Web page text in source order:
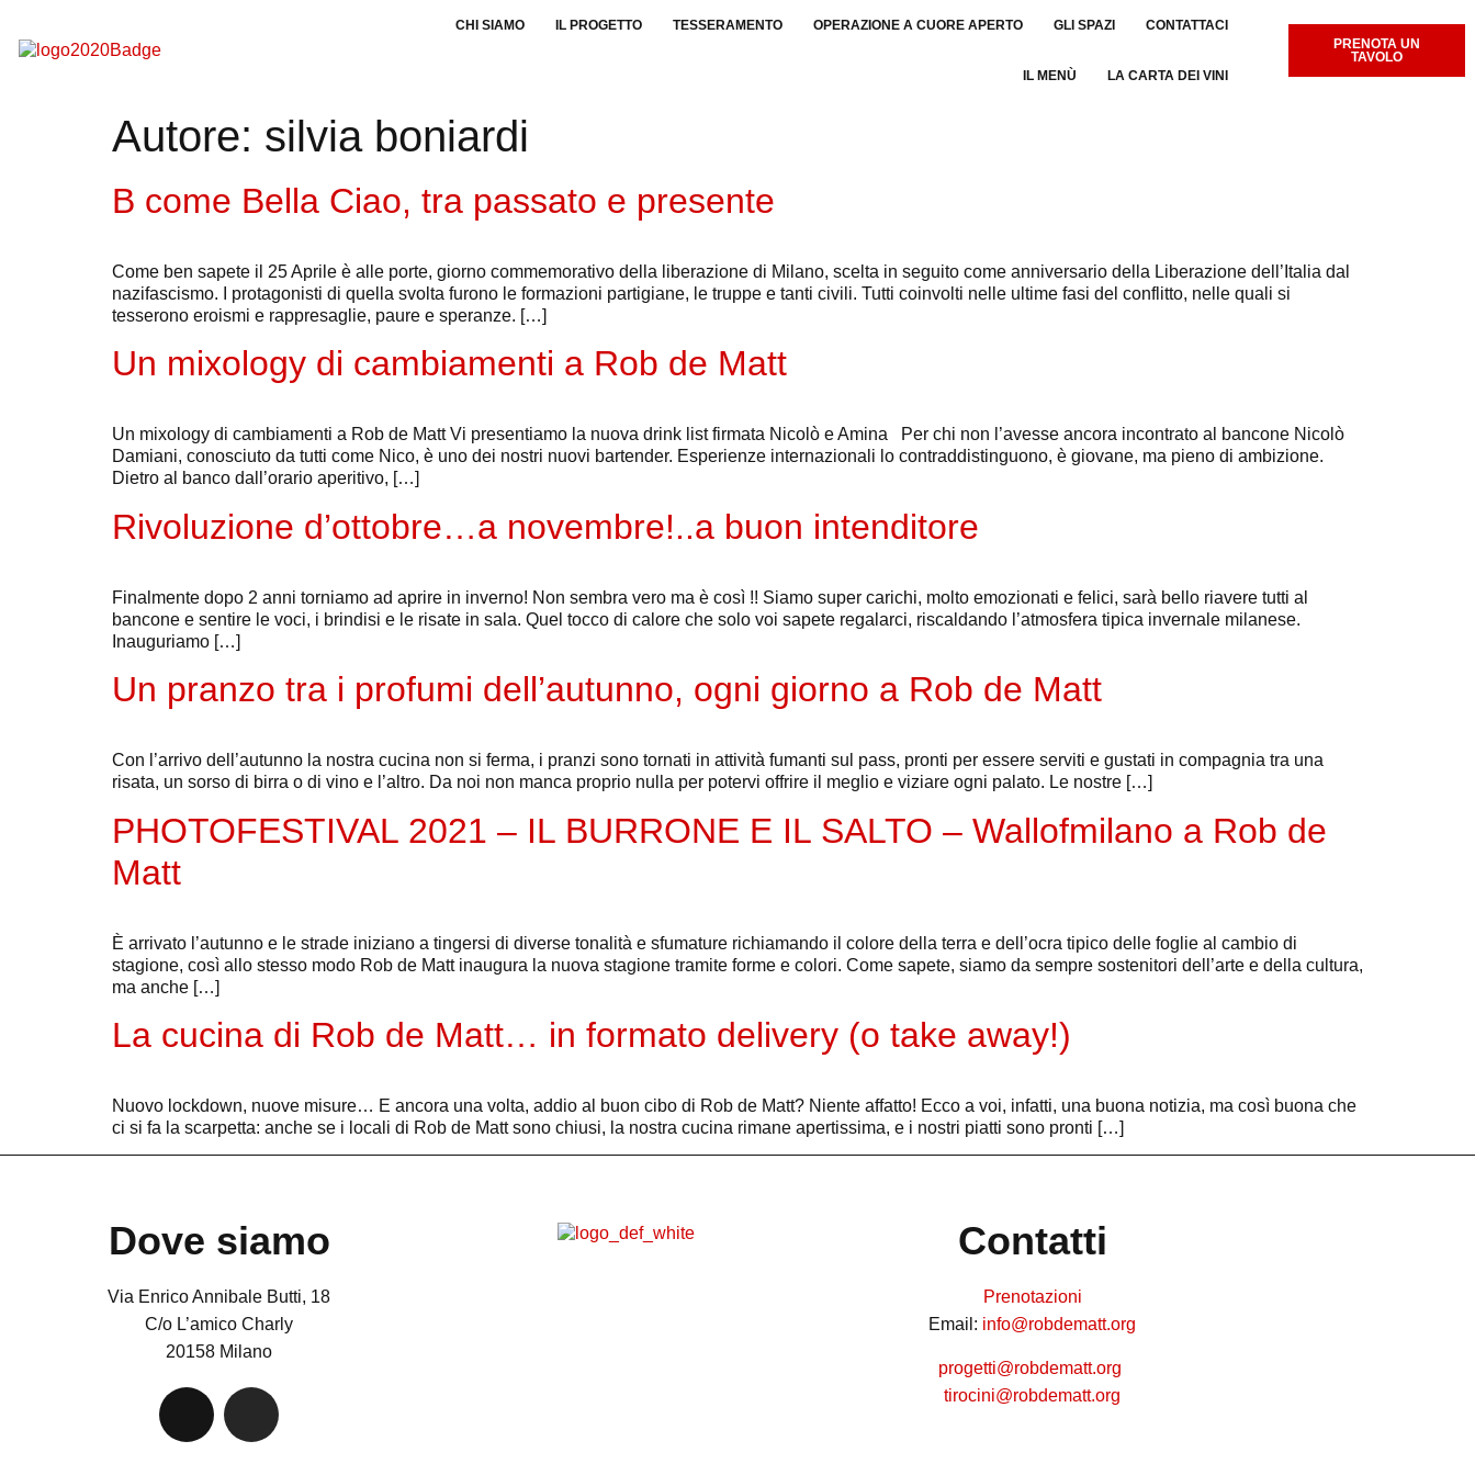
CHI SIAMO IL PROGETTO TESSERAMENTO OPERAZIONE A CUORE APERTO GLI SPAZI CONTATTACI
IL MENÙ LA CARTA DEI VINI
PRENOTA UN
TAVOLO
Autore: silvia boniardi
B come Bella Ciao, tra passato e presente
Come ben sapete il 25 Aprile è alle porte, giorno commemorativo della liberazione di Milano, scelta in seguito come anniversario della Liberazione dell’Italia dal
nazifascismo. I protagonisti di quella svolta furono le formazioni partigiane, le truppe e tanti civili. Tutti coinvolti nelle ultime fasi del conflitto, nelle quali si
tesserono eroismi e rappresaglie, paure e speranze. […]
Un mixology di cambiamenti a Rob de Matt
Un mixology di cambiamenti a Rob de Matt Vi presentiamo la nuova drink list firmata Nicolò e Amina Per chi non l’avesse ancora incontrato al bancone Nicolò
Damiani, conosciuto da tutti come Nico, è uno dei nostri nuovi bartender. Esperienze internazionali lo contraddistinguono, è giovane, ma pieno di ambizione.
Dietro al banco dall’orario aperitivo, […]
Rivoluzione d’ottobre…a novembre!..a buon intenditore
Finalmente dopo 2 anni torniamo ad aprire in inverno! Non sembra vero ma è così !! Siamo super carichi, molto emozionati e felici, sarà bello riavere tutti al
bancone e sentire le voci, i brindisi e le risate in sala. Quel tocco di calore che solo voi sapete regalarci, riscaldando l’atmosfera tipica invernale milanese.
Inauguriamo […]
Un pranzo tra i profumi dell’autunno, ogni giorno a Rob de Matt
Con l’arrivo dell’autunno la nostra cucina non si ferma, i pranzi sono tornati in attività fumanti sul pass, pronti per essere serviti e gustati in compagnia tra una
risata, un sorso di birra o di vino e l’altro. Da noi non manca proprio nulla per potervi offrire il meglio e viziare ogni palato. Le nostre […]
PHOTOFESTIVAL 2021 – IL BURRONE E IL SALTO – Wallofmilano a Rob de
Matt
È arrivato l’autunno e le strade iniziano a tingersi di diverse tonalità e sfumature richiamando il colore della terra e dell’ocra tipico delle foglie al cambio di
stagione, così allo stesso modo Rob de Matt inaugura la nuova stagione tramite forme e colori. Come sapete, siamo da sempre sostenitori dell’arte e della cultura,
ma anche […]
La cucina di Rob de Matt… in formato delivery (o take away!)
Nuovo lockdown, nuove misure… E ancora una volta, addio al buon cibo di Rob de Matt? Niente affatto! Ecco a voi, infatti, una buona notizia, ma così buona che
ci si fa la scarpetta: anche se i locali di Rob de Matt sono chiusi, la nostra cucina rimane apertissima, e i nostri piatti sono pronti […]
Dove siamo
Via Enrico Annibale Butti, 18
C/o L’amico Charly
20158 Milano
Contatti
Prenotazioni
Email: info@robdematt.org
progetti@robdematt.org
tirocini@robdematt.org